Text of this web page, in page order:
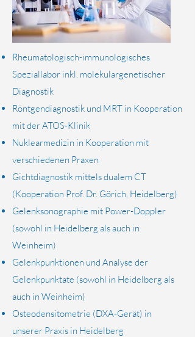
Rheumatologisch-immunologisches
Speziallabor inkl. molekulargenetischer
Diagnostik
Röntgendiagnostik und MRT in Kooperation
mit der ATOS-Klinik
Nuklearmedizin in Kooperation mit
verschiedenen Praxen
Gichtdiagnostik mittels dualem CT
(Kooperation Prof. Dr. Görich, Heidelberg)
Gelenksonographie mit Power-Doppler
(sowohl in Heidelberg als auch in
Weinheim)
Gelenkpunktionen und Analyse der
Gelenkpunktate (sowohl in Heidelberg als
auch in Weinheim)
Osteodensitometrie (DXA-Gerät) in
unserer Praxis in Heidelberg